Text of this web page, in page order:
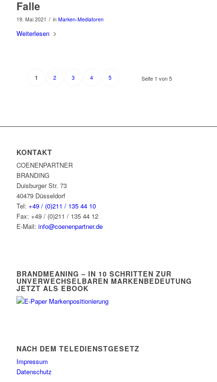
Falle
19. Mai 2021 / in Marken-Mediatoren
Weiterlesen
Seite 1 von 5
1 2 3 4 5
KONTAKT
COENENPARTNER
BRANDING
Duisburger Str. 73
40479 Düsseldorf
Tel: +49 / (0)211 / 135 44 10
Fax: +49 / (0)211 / 135 44 12
E-Mail: info@coenenpartner.de
BRANDMEANING – IN 10 SCHRITTEN ZUR
UNVERWECHSELBAREN MARKENBEDEUTUNG
JETZT ALS EBOOK
NACH DEM TELEDIENSTGESETZ
Impressum
Datenschutz